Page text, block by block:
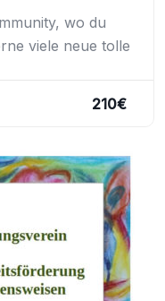
wo du
viele neue tolle
210€